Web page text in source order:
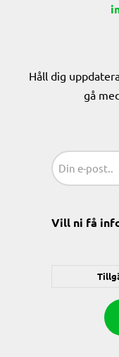
Håll dig
gå
Vill ni få